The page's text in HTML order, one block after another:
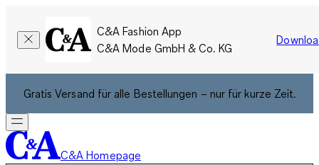
C&A Fashion App
C&A Mode GmbH & Co. KG
Gratis Versand für alle Bestellungen – nur für kurze Zeit.
C&A Homepage